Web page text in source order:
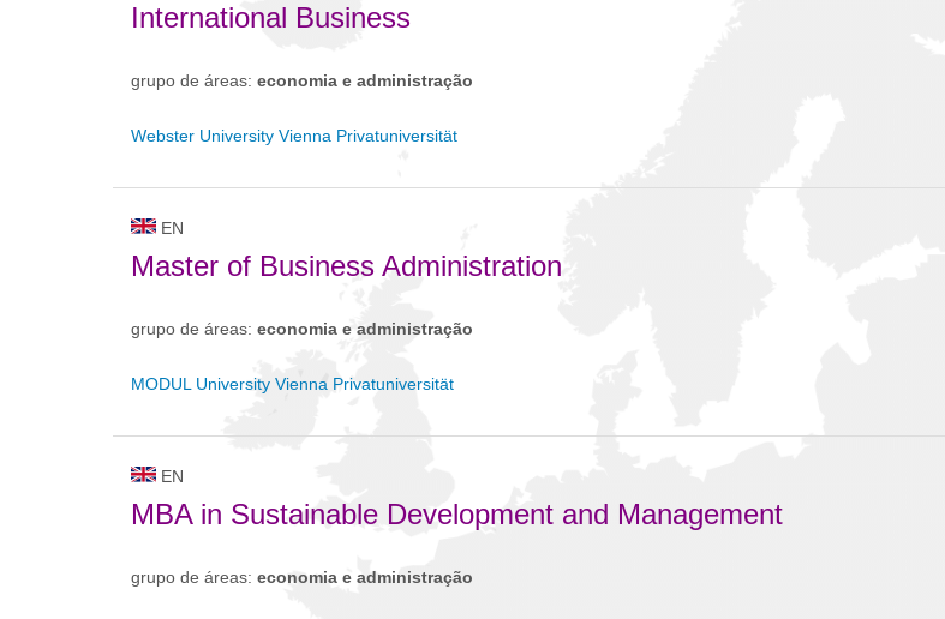
International Business
grupo de áreas: economia e administração
Webster University Vienna Privatuniversität
EN
Master of Business Administration
grupo de áreas: economia e administração
MODUL University Vienna Privatuniversität
EN
MBA in Sustainable Development and Management
grupo de áreas: economia e administração